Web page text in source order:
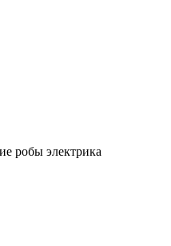
робы электрика